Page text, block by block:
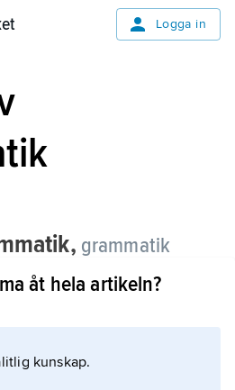
Logga in
grammatik
för standardspråket,
där detta i sin
eller föga
åt hela artikeln?
kunskap.